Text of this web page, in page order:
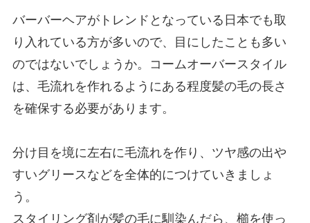
バーバーヘアがトレンドとなっている日本でも取
り入れている方が多いので、目にしたことも多い
のではないでしょうか。コームオーバースタイル
は、毛流れを作れるようにある程度髪の毛の長さ
を確保する必要があります。
分け目を境に左右に毛流れを作り、ツヤ感の出や
すいグリースなどを全体的につけていきましょ
う。
スタイリング剤が髪の毛に馴染んだら、櫛を使っ